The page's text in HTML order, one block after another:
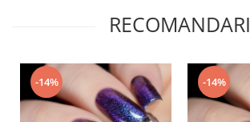
RECOMANDARI
-14% -14%